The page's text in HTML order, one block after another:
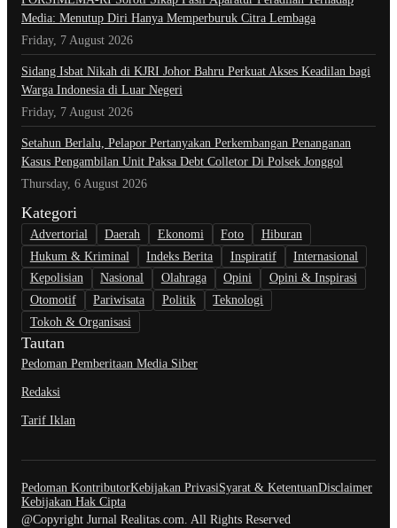
Media: Menutup Diri Hanya Memperburuk Citra Lembaga
Friday, 7 August 2026
Sidang Isbat Nikah di KJRI Johor Bahru Perkuat Akses Keadilan bagi
Warga Indonesia di Luar Negeri
Friday, 7 August 2026
Setahun Berlalu, Pelapor Pertanyakan Perkembangan Penanganan
Kasus Pengambilan Unit Paksa Debt Colletor Di Polsek Jonggol
Thursday, 6 August 2026
Kategori
Advertorial Daerah Ekonomi Foto
Hiburan
Hukum & Kriminal
Indeks Berita Inspiratif
Internasional
Kepolisian
Nasional Olahraga Opini
Opini & Inspirasi
Otomotif
Pariwisata Politik
Teknologi
Tokoh & Organisasi
Tautan
Pedoman Pemberitaan Media Siber
Redaksi
Tarif Iklan
Pedoman KontributorKebijakan PrivasiSyarat & KetentuanDisclaimer
Kebijakan Hak Cipta
@Copyright Jurnal Realitas.com. All Rights Reserved